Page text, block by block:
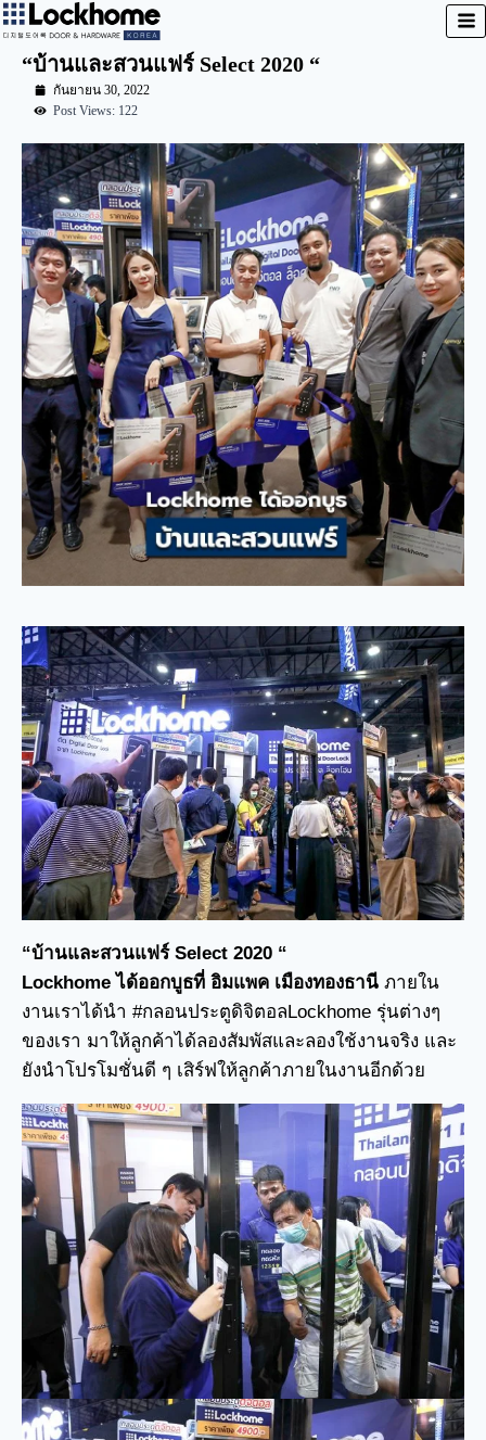
“บ้านและสวนแฟร์ Select 2020 “
กันยายน 30, 2022
Post Views: 122
“บ้านและสวนแฟร์ Select 2020 “
Lockhome ได้ออกบูธที่ อิมแพค เมืองทองธานี ภายใน
งานเราได้นำ #กลอนประตูดิจิตอลLockhome รุ่นต่างๆ
ของเรา มาให้ลูกค้าได้ลองสัมพัสและลองใช้งานจริง และ
ยังนำโปรโมชั่นดี ๆ เสิร์ฟให้ลูกค้าภายในงานอีกด้วย